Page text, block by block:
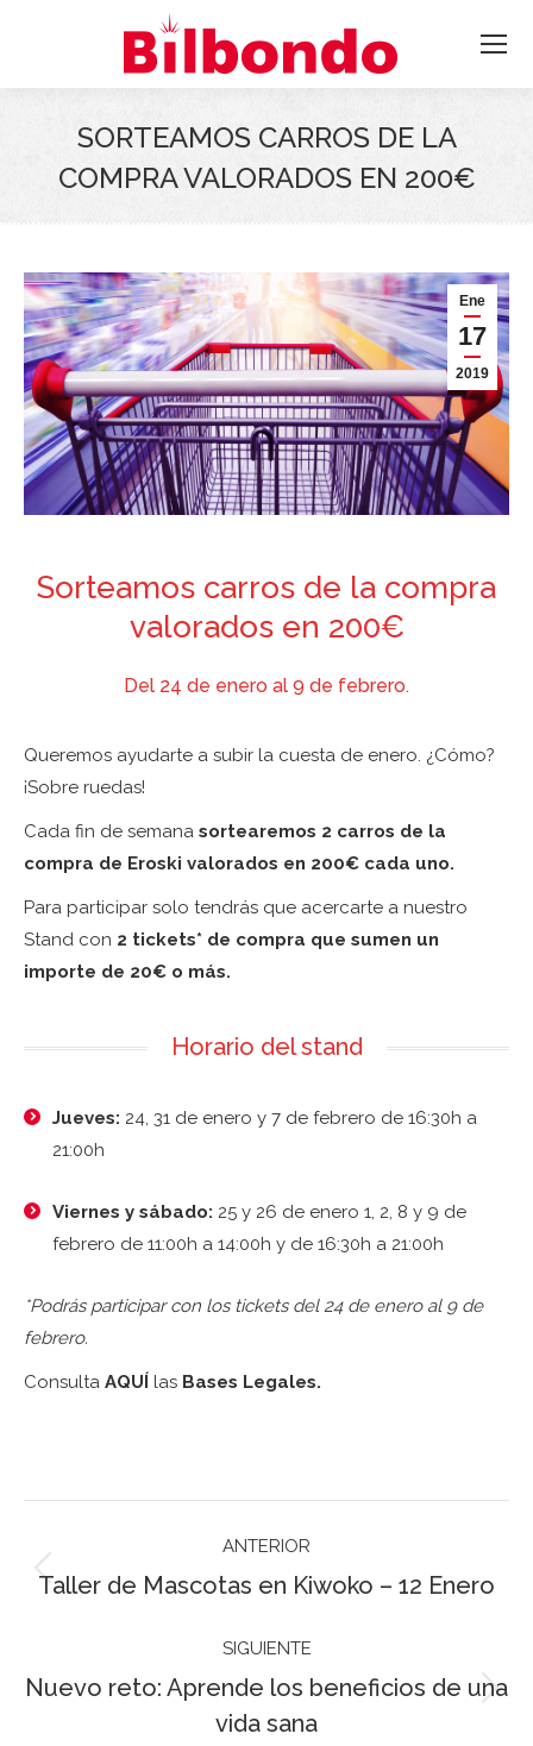
SORTEAMOS CARROS DE LA
COMPRA VALORADOS EN 200€
Ene
17
2019
Sorteamos carros de la compra
valorados en 200€
Del 24 de enero al 9 de febrero.
Queremos ayudarte a subir la cuesta de enero. ¿Cómo?
¡Sobre ruedas!
Cada fin de semana sortearemos 2 carros de la
compra de Eroski valorados en 200€ cada uno.
Para participar solo tendrás que acercarte a nuestro
Stand con 2 tickets* de compra que sumen un
importe de 20€ o más.
Horario del stand
Jueves: 24, 31 de enero y 7 de febrero de 16:30h a
21:00h
Viernes y sábado: 25 y 26 de enero 1, 2, 8 y 9 de
febrero de 11:00h a 14:00h y de 16:30h a 21:00h
*Podrás participar con los tickets del 24 de enero al 9 de
febrero.
Consulta AQUÍ las Bases Legales.
entre
publicaciones
ANTERIOR
Publicación
Taller de Mascotas en Kiwoko – 12 Enero
SIGUIENTE
Publicación
siguiente:
Nuevo reto: Aprende los beneficios de una
vida sana